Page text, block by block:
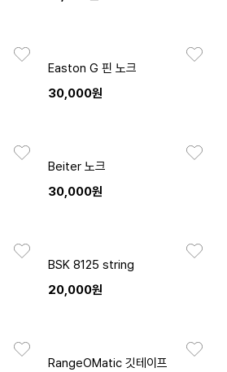
Easton G 핀 노크
30,000원
Beiter 노크
30,000원
BSK 8125 string
20,000원
RangeOMatic 깃테이프